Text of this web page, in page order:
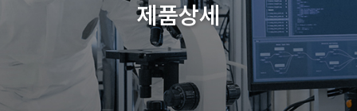
제품상세